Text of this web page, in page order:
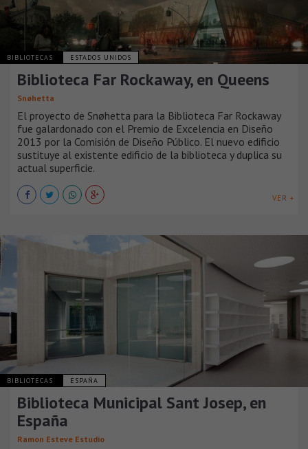
BIBLIOTECAS ESTADOS UNIDOS
Biblioteca Far Rockaway, en Queens
Snøhetta
El proyecto de Snøhetta para la Biblioteca Far Rockaway
fue galardonado con el Premio de Excelencia en Diseño
2013 por la Comisión de Diseño Público. El nuevo edificio
sustituye al existente edificio de la biblioteca y duplica su
actual superficie.
VER +
BIBLIOTECAS ESPAÑA
Biblioteca Municipal Sant Josep, en
España
Ramon Esteve Estudio